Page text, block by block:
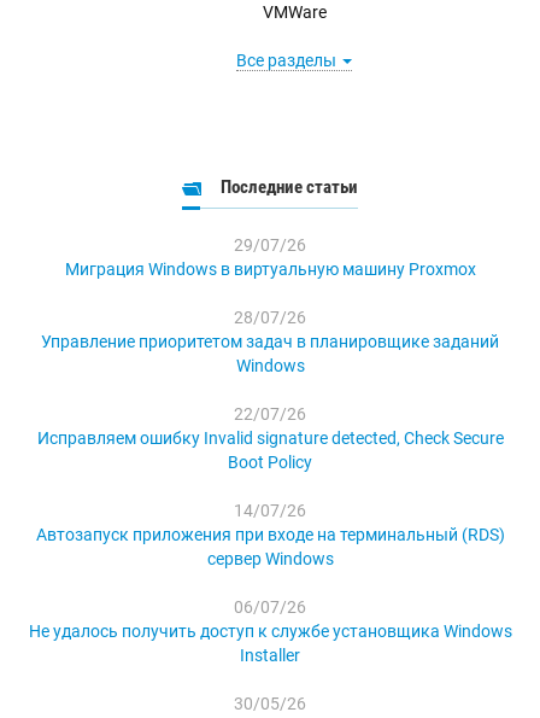
VMWare
Все разделы
Последние статьи
29/07/26
Миграция Windows в виртуальную машину Proxmox
28/07/26
Управление приоритетом задач в планировщике заданий
Windows
22/07/26
Исправляем ошибку Invalid signature detected, Check Secure
Boot Policy
14/07/26
Автозапуск приложения при входе на терминальный (RDS)
сервер Windows
06/07/26
Не удалось получить доступ к службе установщика Windows
Installer
30/05/26